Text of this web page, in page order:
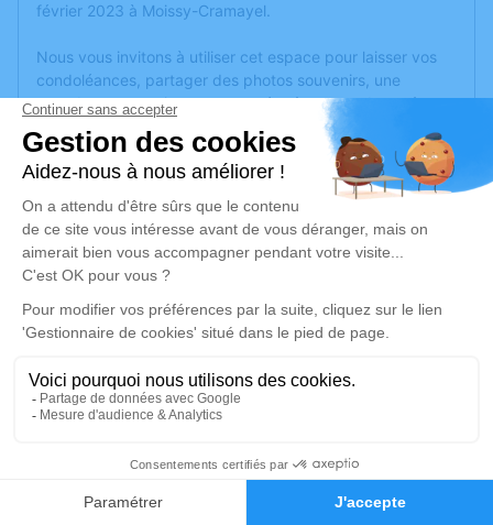
Faire-part Hommages
février 2023 à Moissy-Cramayel.
Nous vous invitons à utiliser cet espace pour laisser vos
condoléances, partager des photos souvenirs, une
anecdote ou exprimer vos pensées à travers des poèmes
ou des textes. Cet endroit est un lieu d'expression dédié à
honorer la mémoire de Jean-Paul ROSIEK.
Un service de plantation d’arbre hommage estdisponible
jeudi 23 février 2023 à 14h30
Église Notre Dame de l'Assomption de
Moissy-Cramayel
77550 Moissy-Cramayel